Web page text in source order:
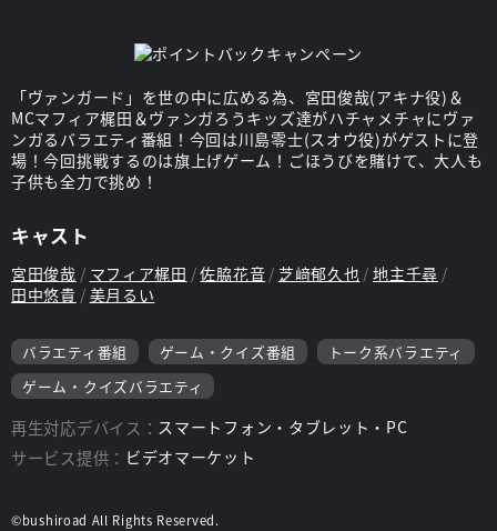
「ヴァンガード」を世の中に広める為、宮田俊哉(アキナ役)＆
MCマフィア梶田＆ヴァンガろうキッズ達がハチャメチャにヴァ
ンガるバラエティ番組！今回は川島零士(スオウ役)がゲストに登
場！今回挑戦するのは旗上げゲーム！ごほうびを賭けて、大人も
子供も全力で挑め！
キャスト
宮田俊哉 マフィア梶田 佐脇花音 芝﨑郁久也
地主千尋
田中悠貴
美月るい
バラエティ番組 ゲーム・クイズ番組
トーク系バラエティ
ゲーム・クイズバラエティ
再生対応デバイス： スマートフォン・タブレット・PC
サービス提供： ビデオマーケット
©bushiroad All Rights Reserved.